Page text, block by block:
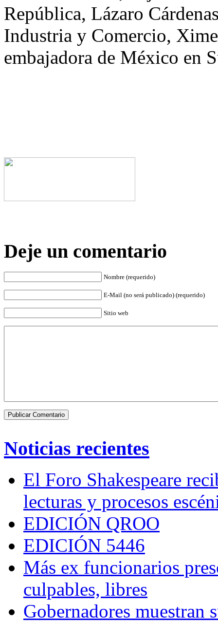
República, Lázaro
Industria y Comercio,
embajadora de México en
Deje un comentario
Nombre (requerido)
E-Mail (no será publicado) (requerido)
Sitio web
Noticias recientes
El Foro Shakespeare
lecturas y procesos
EDICIÓN QROO
EDICIÓN 5446
Más ex funcionarios
culpables, libres
Gobernadores muestran